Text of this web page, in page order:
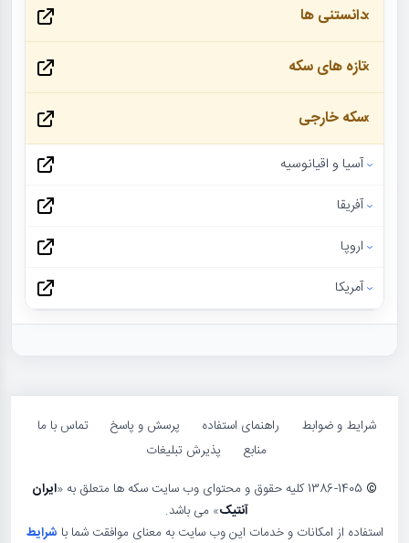
دانستنی ها
تازه های سکه
سکه خارجی
آسیا و اقیانوسیه
آفریقا
اروپا
آمریکا
شرایط و ضوابط راهنمای استفاده پرسش و پاسخ
تماس با ما
منابع
پذیرش تبلیغات
©
ایران
آنتیک» می باشد.
استفاده از امکانات و خدمات این وب سایت به معنای موافقت شما با شرایط